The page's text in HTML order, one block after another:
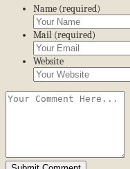
Name (required)
Mail (required)
Website